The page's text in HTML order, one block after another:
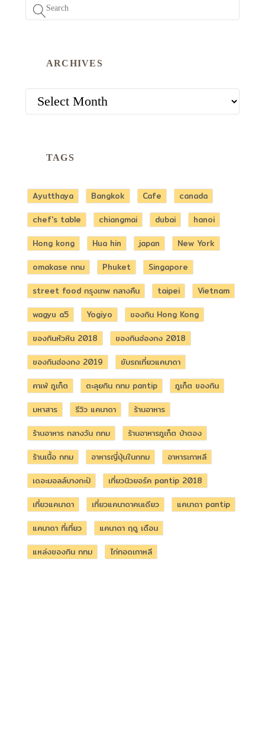
ARCHIVES
TAGS
Ayutthaya Bangkok Cafe
canada
chef's table
chiangmai dubai
hanoi
Hong kong
Hua hin japan
New York
omakase กทม
Phuket
Singapore
street food กรุงเทพ กลางคืน
taipei
Vietnam
wagyu a5
Yogiyo
ของกิน Hong Kong
ของกินหัวหิน 2018
ของกินฮ่องกง 2018
ของกินฮ่องกง 2019
ขับรถเที่ยวแคนาดา
คาเฟ่ ภูเก็ต
ตะลุยกิน กทม pantip
ภูเก็ต ของกิน
มหาสาร
รีวิว แคนาดา
ร้านอาหาร
ร้านอาหาร กลางวัน กทม
ร้านอาหารภูเก็ต ป่าตอง
ร้านเนื้อ กทม
อาหารญี่ปุ่นในกทม
อาหารเกาหลี
เดอะมอลล์บางกะปิ
เที่ยวนิวยอร์ค pantip 2018
เที่ยวแคนาดา
เที่ยวแคนาดาคนเดียว
แคนาดา pantip
แคนาดา ที่เที่ยว
แคนาดา ฤดู เดือน
แหล่งของกิน กทม
ไก่ทอดเกาหลี